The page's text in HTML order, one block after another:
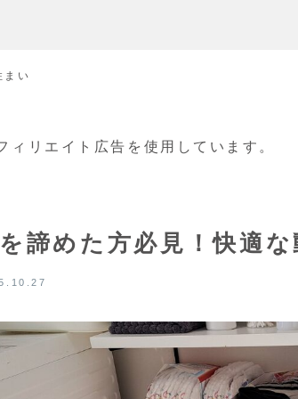
まい
諦めた方必見！快適
リエイト広告を使用しています。